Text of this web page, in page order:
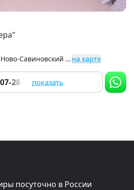
Сибгата Хакима, 33, Ново-Савиновский р-н на карте
28-43 показать
посуточно в России